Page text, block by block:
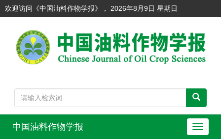
欢迎访问《中国油料作物学报》， 2026年8月9日 星期日
导
中国油料作物学报